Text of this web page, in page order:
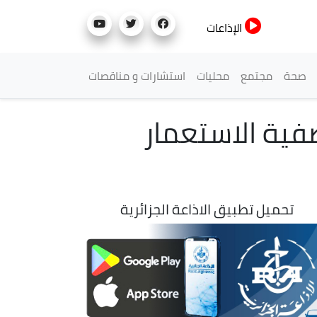
الإذاعات
صحة مجتمع محليات استشارات و مناقصات
الاستعمار
تحميل تطبيق الاذاعة الجزائرية